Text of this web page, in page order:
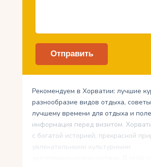
Рекомендуем в Хорватии: лучшие
разнообразие видов отдыха,
лучшему времени для отдыха и
информация перед визитом.
с богатой историей, прекрасной
увлекательными культурными